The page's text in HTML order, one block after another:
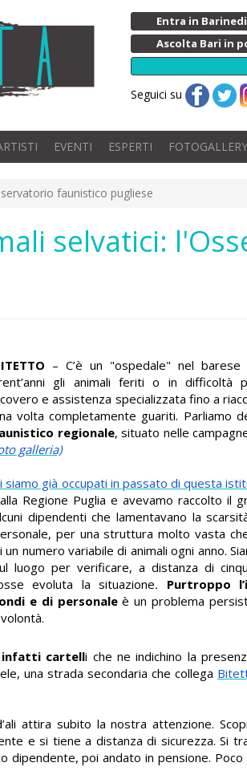
Entra in
Ascolta Bari in
Seguici su
EVENTI ESPERTI FOTOGALLERY
faunistico pugliese
selvatici:
– C’è un "ospedale" nel
gli animali feriti o in difficoltà
e assistenza specializzata fino a
volta completamente guariti. Parliamo
regionale, situato nelle
galleria)
siamo già occupati in passato di questa
Regione Puglia e avevamo raccolto il
dipendenti che lamentavano la
per una struttura molto vasta
un numero variabile di animali ogni anno.
luogo per verificare, a distanza di
evoluta la situazione.
Purtroppo
e di personaleè un problema
infatti cartelli che ne indichino la
una strada secondaria che collega
attira subito la nostra attenzione.
e si tiene a distanza di sicurezza. Si
dipendente, poi andato in pensione.